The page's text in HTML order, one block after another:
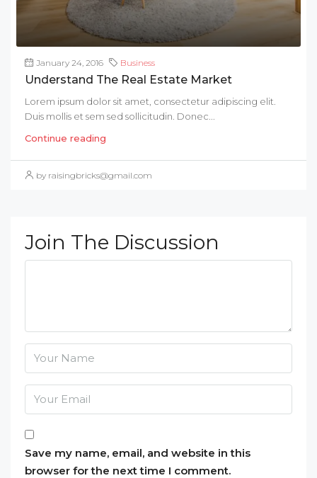
January 24, 2016 Business
Understand The Real Estate Market
Lorem ipsum dolor sit amet, consectetur adipiscing elit.
Duis mollis et sem sed sollicitudin. Donec...
Continue reading
by raisingbricks@gmail.com
Join The Discussion
Save my name, email, and website in this
browser for the next time I comment.